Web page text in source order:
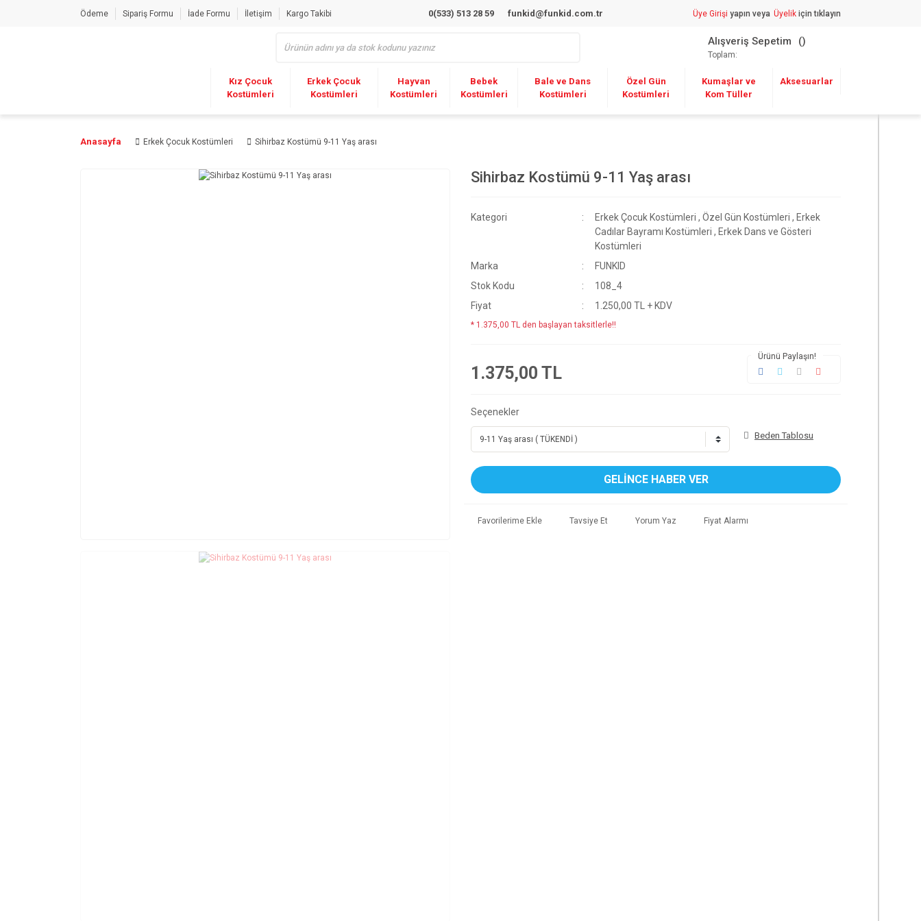
Ödeme Sipariş Formu İade Formu İletişim Kargo Takibi 0(533) 513 28 59 funkid@funkid.com.tr Üye Girişi yapın veya Üyelik için tıklayın
Alışveriş Sepetim
Toplam:
Kız Çocuk
Kostümleri
Erkek Çocuk
Kostümleri
Hayvan
Kostümleri
Bebek
Kostümleri
Bale ve Dans
Kostümleri
Özel Gün
Kostümleri
Kumaşlar ve
Kom Tüller
Aksesuarlar
Anasayfa Erkek Çocuk Kostümleri Sihirbaz Kostümü 9-11 Yaş arası
Sihirbaz Kostümü 9-11 Yaş arası
Kategori Erkek Çocuk Kostümleri , Özel Gün Kostümleri , Erkek
Cadılar Bayramı Kostümleri , Erkek Dans ve Gösteri
Kostümleri
Marka
FUNKID
Stok Kodu
108_4
Fiyat
1.250,00 TL + KDV
* 1.375,00 TL den başlayan taksitlerle!!
1.375,00 TL
Ürünü Paylaşın!
Seçenekler
Beden Tablosu
GELİNCE HABER VER
Tavsiye Et Yorum Yaz Fiyat Alarmı